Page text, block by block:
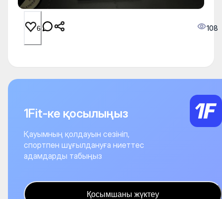
6 108
1Fit-ке қосылыңыз
Қауымның қолдауын сезініп,
спортпен шұғылдануға ниеттес
адамдарды табыңыз
Қосымшаны жүктеу